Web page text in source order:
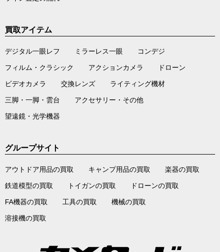
買取アイテム
デジタル一眼レフ ミラーレス一眼 コンデジ
フィルム・クラシック アクションカメラ ドローン
ビデオカメラ 交換レンズ ライティング機材
三脚・一脚・雲台 アクセサリー・その他
望遠鏡・光学機器
グループサイト
アウトドア用品の買取 キャンプ用品の買取 楽器の買取
鉄道模型の買取 トイガンの買取 ドローンの買取
FA機器の買取 工具の買取 機械の買取
溶接機の買取